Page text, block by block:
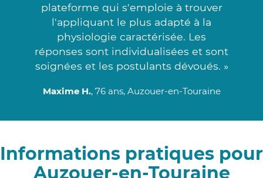
plateforme qui s'emploie à trouver
l'appliquant le plus adapté à la
physiologie caractérisée. Les
réponses sont individualisées et sont
soignées et les postulants dévoués. »
Maxime H., 76 ans, Auzouer-en-Touraine
Informations pratiques pour
Auzouer-en-Touraine